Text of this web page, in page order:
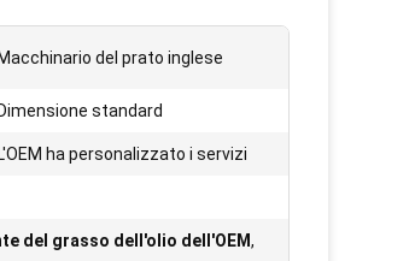
Macchinario del prato inglese
Dimensione standard
L'OEM ha personalizzato i servizi
del grasso dell'olio dell'OEM,